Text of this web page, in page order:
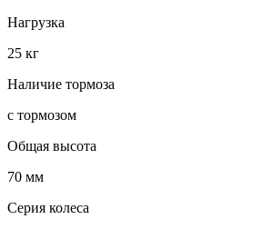
Нагрузка
25 кг
Наличие тормоза
с тормозом
Общая высота
70 мм
Серия колеса